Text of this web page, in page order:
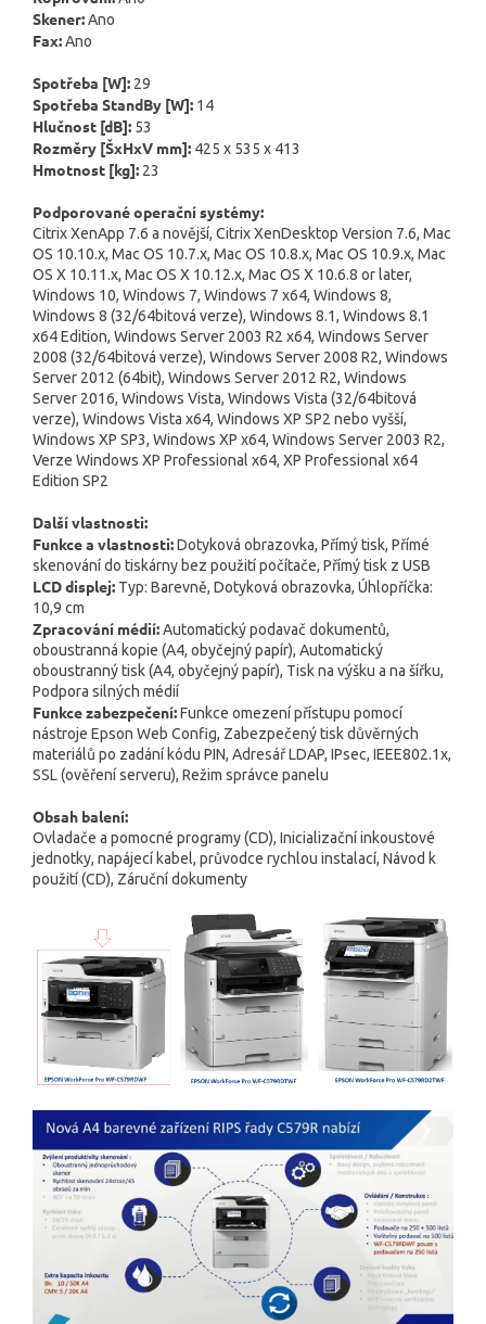
Skener:Ano
Fax:Ano
Spotřeba [W]: 29
Spotřeba StandBy [W]: 14
Hlučnost [dB]: 53
Rozměry [ŠxHxV mm]: 425 x 535 x 413
Hmotnost [kg]: 23
Podporované operační systémy:
Citrix XenApp 7.6 a novější, Citrix XenDesktop Version 7.6, Mac
OS 10.10.x, Mac OS 10.7.x, Mac OS 10.8.x, Mac OS 10.9.x, Mac
OS X 10.11.x, Mac OS X 10.12.x, Mac OS X 10.6.8 or later,
Windows 10, Windows 7, Windows 7 x64, Windows 8,
Windows 8 (32/64bitová verze), Windows 8.1, Windows 8.1
x64 Edition, Windows Server 2003 R2 x64, Windows Server
2008 (32/64bitová verze), Windows Server 2008 R2, Windows
Server 2012 (64bit), Windows Server 2012 R2, Windows
Server 2016, Windows Vista, Windows Vista (32/64bitová
verze), Windows Vista x64, Windows XP SP2 nebo vyšší,
Windows XP SP3, Windows XP x64, Windows Server 2003 R2,
Verze Windows XP Professional x64, XP Professional x64
Edition SP2
Další vlastnosti:
Funkce a vlastnosti:Dotyková obrazovka, Přímý tisk, Přímé
skenování do tiskárny bez použití počítače, Přímý tisk z USB
LCD displej: Typ: Barevně, Dotyková obrazovka, Úhlopříčka:
10,9 cm
Zpracování médií:Automatický podavač dokumentů,
oboustranná kopie (A4, obyčejný papír), Automatický
oboustranný tisk (A4, obyčejný papír), Tisk na výšku a na šířku,
Podpora silných médií
Funkce zabezpečení:Funkce omezení přístupu pomocí
nástroje Epson Web Config, Zabezpečený tisk důvěrných
materiálů po zadání kódu PIN, Adresář LDAP, IPsec, IEEE802.1x,
SSL (ověření serveru), Režim správce panelu
Obsah balení:
Ovladače a pomocné programy (CD), Inicializační inkoustové
jednotky, napájecí kabel, průvodce rychlou instalací, Návod k
použití (CD), Záruční dokumenty